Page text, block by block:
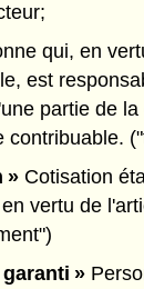
qui, en
est
partie de
contribuable.
» Cotisation
vertu de
»